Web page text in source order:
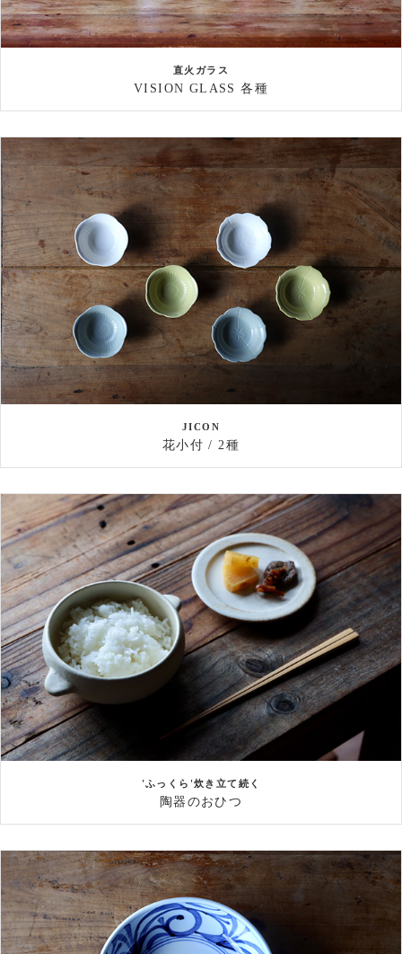
直火ガラス
VISION GLASS 各種
JICON
花小付 / 2種
'ふっくら'炊き立て続く
陶器のおひつ